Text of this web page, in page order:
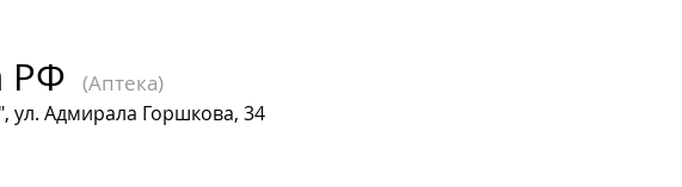
РФ (Аптека)
ул. Адмирала Горшкова, 34